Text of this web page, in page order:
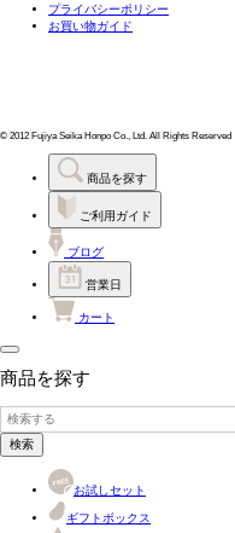
プライバシーポリシー
お買い物ガイド
© 2012 Fujiya Seika Honpo Co., Ltd. All Rights Reserved
商品を探す
ご利用ガイド
ブログ
営業日
カート
商品を探す
検索
お試しセット
ギフトボックス